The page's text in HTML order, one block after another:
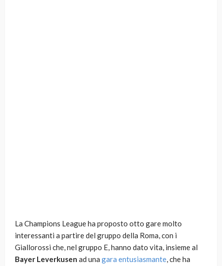
La Champions League ha proposto otto gare molto
interessanti a partire del gruppo della Roma, con i
Giallorossi che, nel gruppo E, hanno dato vita, insieme al
Bayer Leverkusen ad una gara entusiasmante, che ha